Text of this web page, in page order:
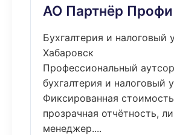
АО Партнёр Профи
Бухгалтерия и налоговый
Хабаровск
Профессиональный
бухгалтерия и налоговый
Фиксированная
прозрачная отчётность,
менеджер....